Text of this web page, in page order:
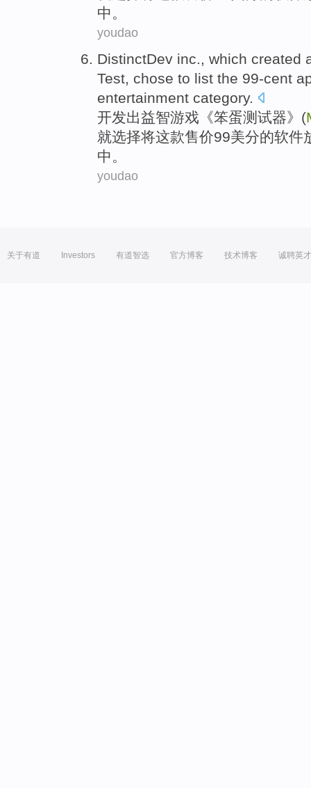
中。
youdao
DistinctDev inc., which created
Test, chose to list the 99-cent
entertainment category.
开发出益智游戏 《笨蛋测试器》(
就选择将这款售价99美分的软件
中。
youdao
关于有道 Investors 有道智选 官方博客 技术博客 诚聘英才